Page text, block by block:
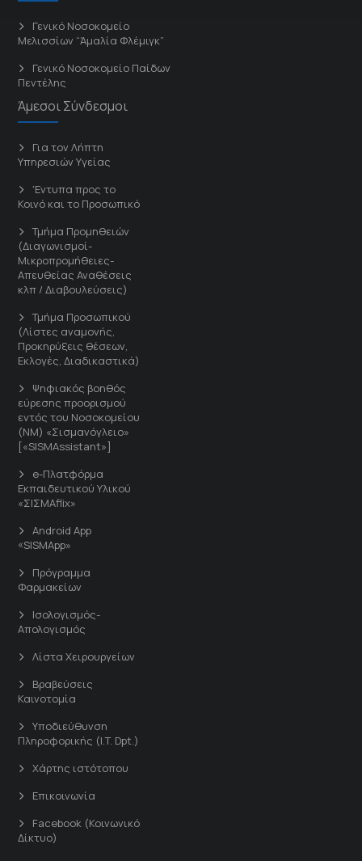
Γενικό Νοσοκομείο
Μελισσίων “Άμαλία Φλέμιγκ”
Γενικό Νοσοκομείο Παίδων
Πεντέλης
Άμεσοι Σύνδεσμοι
Για τον Λήπτη
Υπηρεσιών Υγείας
'Εντυπα προς το
Κοινό και το Προσωπικό
Τμήμα Προμηθειών
(Διαγωνισμοί-
Μικροπρομήθειες-
Απευθείας Αναθέσεις
κλπ / Διαβουλεύσεις)
Τμήμα Προσωπικού
(Λίστες αναμονής,
Προκηρύξεις θέσεων,
Εκλογές, Διαδικαστικά)
Ψηφιακός βοηθός
εύρεσης προορισμού
εντός του Νοσοκομείου
(ΝΜ) «Σισμανόγλειο»
[«SISMAssistant»]
e-Πλατφόρμα
Εκπαιδευτικού Υλικού
«ΣΙΣΜΑflix»
Android App
«SISMApp»
Πρόγραμμα
Φαρμακείων
Ισολογισμός-
Απολογισμός
Λίστα Χειρουργείων
Βραβεύσεις
Καινοτομία
Υποδιεύθυνση
Πληροφορικής (I.T. Dpt.)
Χάρτης ιστότοπου
Επικοινωνία
Facebook (Κοινωνικό
Δίκτυο)